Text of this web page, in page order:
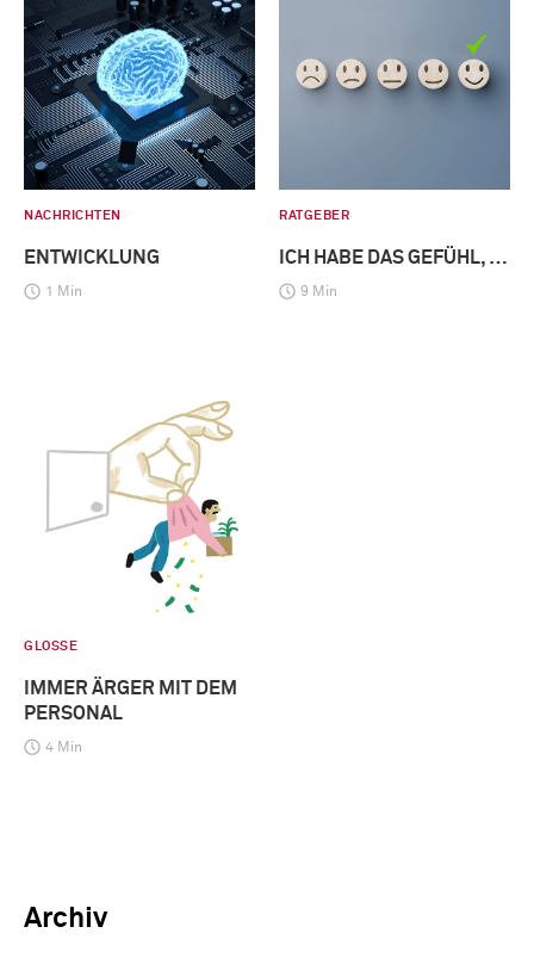
NACHRICHTEN
ENTWICKLUNG
1 Min
RATGEBER
ICH HABE DAS GEFÜHL, …
9 Min
GLOSSE
IMMER ÄRGER MIT DEM
PERSONAL
4 Min
Archiv